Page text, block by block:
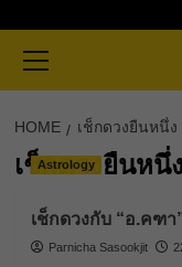
Menu
HOME เช็กดวงยืนหนึ่ง
เช็กดวงยืนหนึ่ง
Astrology
เช็กดวงกับ “อ.คฑ
Parnicha Sasookjit